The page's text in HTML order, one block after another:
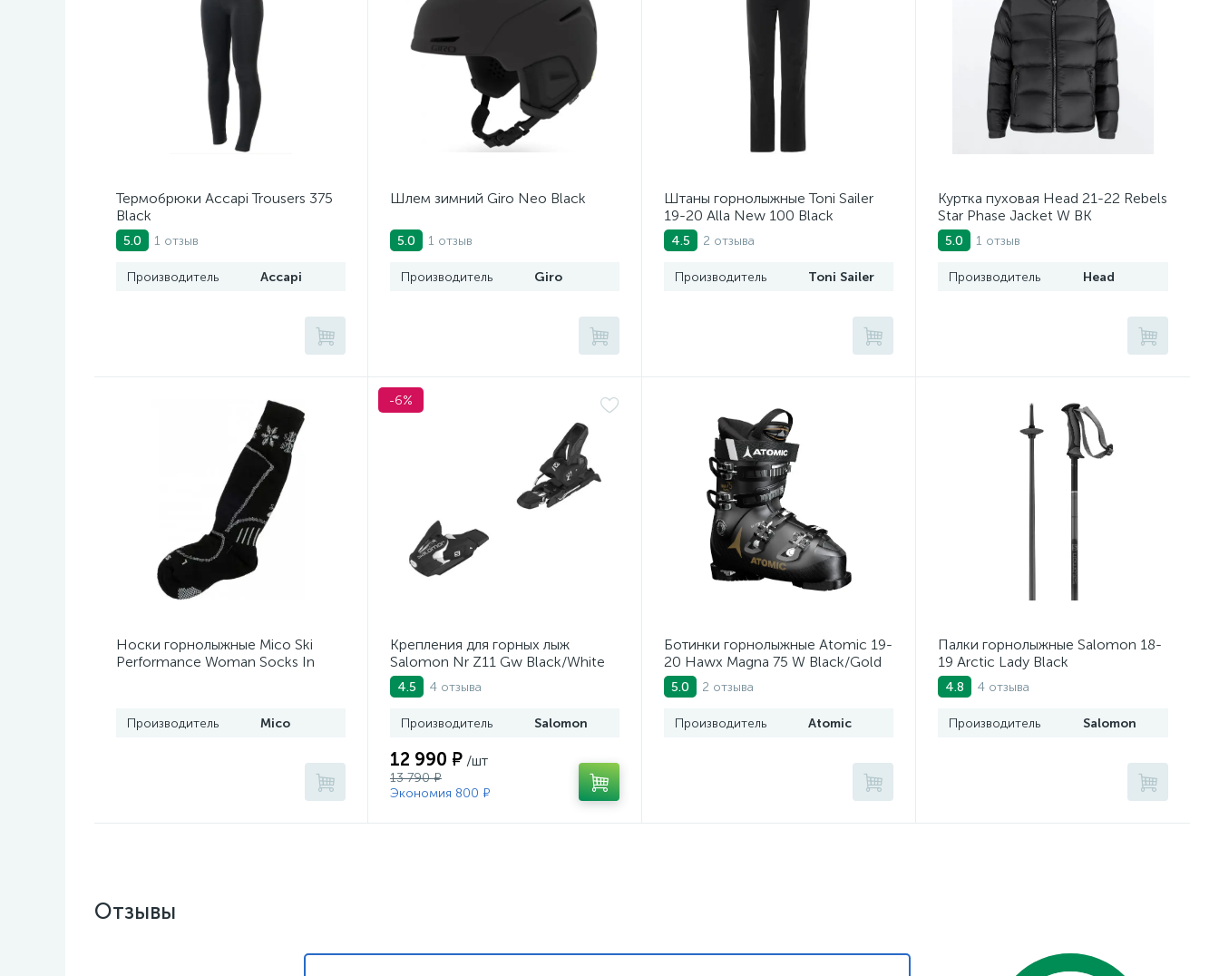
Термобрюки Accapi Trousers 375
Black
5.0 1 отзыв
Производитель Accapi
Шлем зимний Giro Neo Black
5.0 1 отзыв
Производитель Giro
Штаны горнолыжные Toni Sailer
19-20 Alla New 100 Black
4.5 2 отзыва
Производитель Toni Sailer
Куртка пуховая Head 21-22 Rebels
Star Phase Jacket W BK
5.0 1 отзыв
Производитель Head
Носки горнолыжные Mico Ski
Performance Woman Socks In
Производитель Mico
-6%
Крепления для горных лыж
Salomon Nr Z11 Gw Black/White
4.5 4 отзыва
Производитель Salomon
12 990 ₽ /шт
13 790 ₽
Экономия 800 ₽
Ботинки горнолыжные Atomic 19-
20 Hawx Magna 75 W Black/Gold
5.0 2 отзыва
Производитель Atomic
Палки горнолыжные Salomon 18-
19 Arctic Lady Black
4.8 4 отзыва
Производитель Salomon
Отзывы